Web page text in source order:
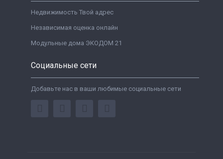
Недвижимость Твой адрес
Независимая оценка онлайн
Модульные дома ЭКОДОМ 21
Социальные сети
Добавьте нас в ваши любимые социальные сети